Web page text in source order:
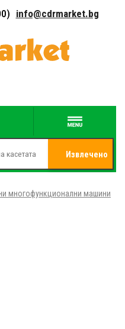
info@cdrmarket.bg
Извлечено
многофункционални машини